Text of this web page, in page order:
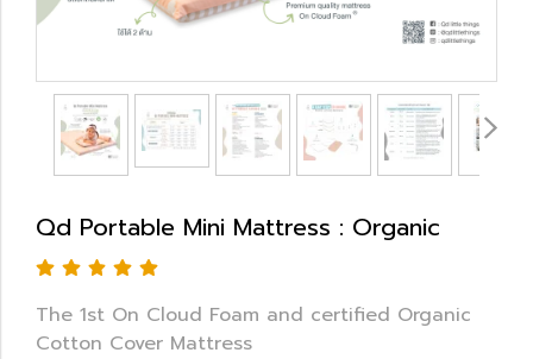
Qd Portable Mini Mattress : Organic
The 1st On Cloud Foam and certified Organic
Cotton Cover Mattress